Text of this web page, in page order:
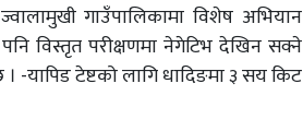
गाउँपालिकामा विशेष अभियान
विस्तृत परीक्षणमा नेगेटिभ देखिन सक्ने
टेष्टको लागि धादिङमा ३ सय किट